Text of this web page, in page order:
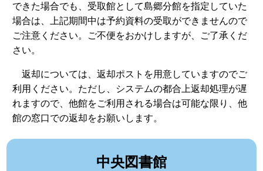
できた場合でも、受取館として島郷分館を指定していた
場合は、上記期間中は予約資料の受取ができませんので
ご注意ください。ご不便をおかけしますが、ご了承くだ
さい。
返却については、返却ポストを用意していますのでご
利用ください。ただし、システムの都合上返却処理が遅
れますので、他館をご利用される場合は可能な限り、他
館の窓口での返却をお願いします。
中央図書館